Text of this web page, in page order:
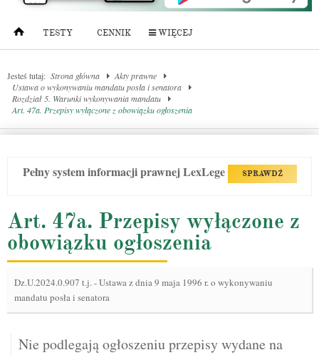
TESTY CENNIK WIĘCEJ
Jesteś tutaj: Strona główna
Akty prawne
Ustawa o wykonywaniu mandatu posła i senatora
Rozdział 5. Warunki wykonywania mandatu
Art. 47a. Przepisy wyłączone z obowiązku ogłoszenia
Pełny system informacji prawnej LexLege SPRAWDŹ
Art. 47a. Przepisy wyłączone z
obowiązku ogłoszenia
Dz.U.2024.0.907 t.j.-Ustawa z dnia 9 maja 1996 r. o wykonywaniu
mandatu posła i senatora
Nie podlegają ogłoszeniu przepisy wydane na